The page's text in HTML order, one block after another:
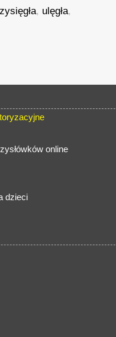
, ulęgła,
online
dzieci